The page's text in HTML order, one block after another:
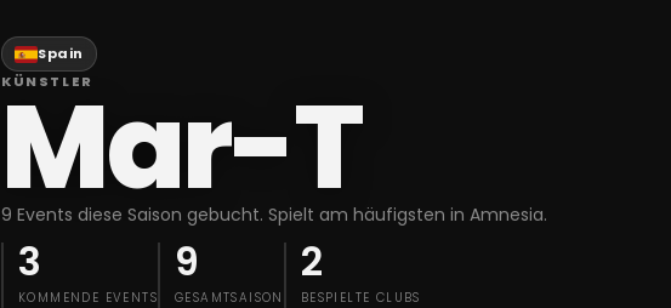
Spain
KÜNSTLER
Mar-T
9 Events diese Saison gebucht. Spielt am häufigsten in Amnesia.
3
KOMMENDE EVENTS
9
GESAMTSAISON
2
BESPIELTE CLUBS